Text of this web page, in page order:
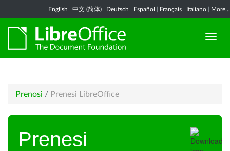
English 中文 (简体) Deutsch Español Français Italiano More...
Prenosi / Prenesi LibreOffice
Prenesi